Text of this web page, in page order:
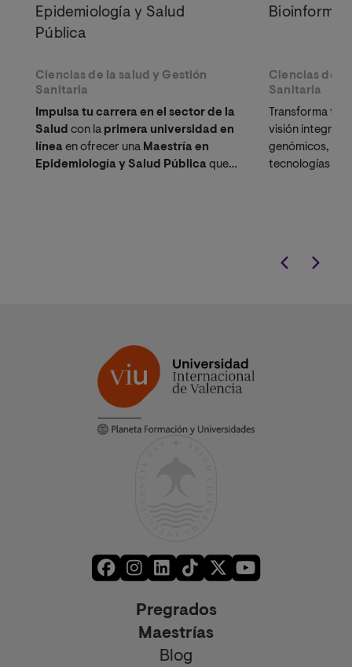
Epidemiología y Salud
Pública
Ciencias de la salud y Gestión
Sanitaria
Impulsa tu carrera en el sector de la
Salud con la primera universidad en
líneaen ofrecer una Maestría en
Epidemiología y Salud Pública que
Ciencias de
Sanitaria
Transforma tu
visión integral
genómicos,
tecnologías
Pregrados
Maestrías
Blog